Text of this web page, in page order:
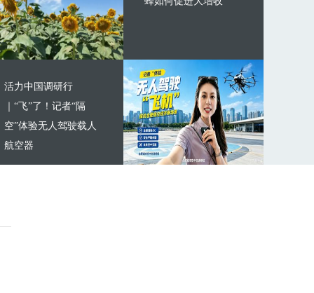
活力中国调研行
｜“飞”了！记者“隔
空”体验无人驾驶载人
航空器